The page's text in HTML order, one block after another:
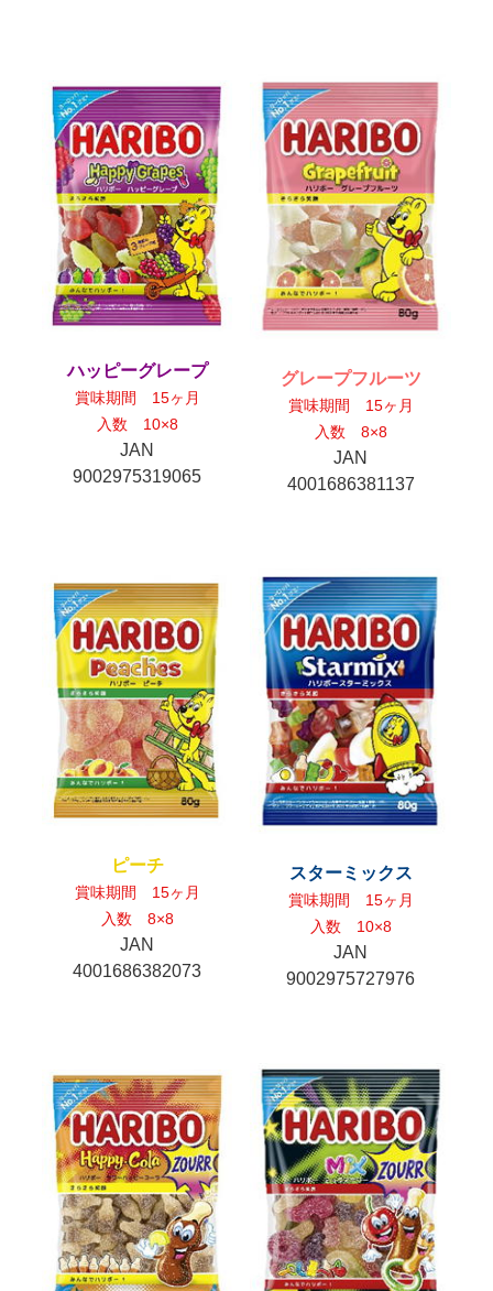
ハッピーグレープ
賞味期間 15ヶ月
入数 10×8
JAN
9002975319065
グレープフルーツ
賞味期間 15ヶ月
入数 8×8
JAN
4001686381137
ピーチ
賞味期間 15ヶ月
入数 8×8
JAN
4001686382073
スターミックス
賞味期間 15ヶ月
入数 10×8
JAN
9002975727976